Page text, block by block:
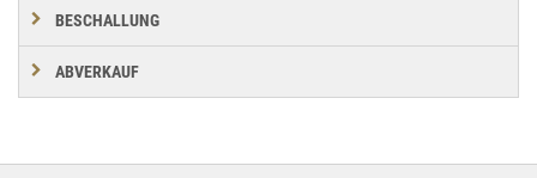
BESCHALLUNG
ABVERKAUF